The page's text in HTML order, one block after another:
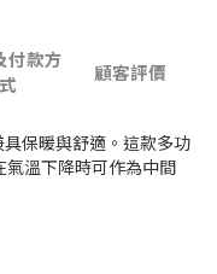
付款方
式
顧客評價
保暖與舒適。這款多功
溫下降時可作為中間